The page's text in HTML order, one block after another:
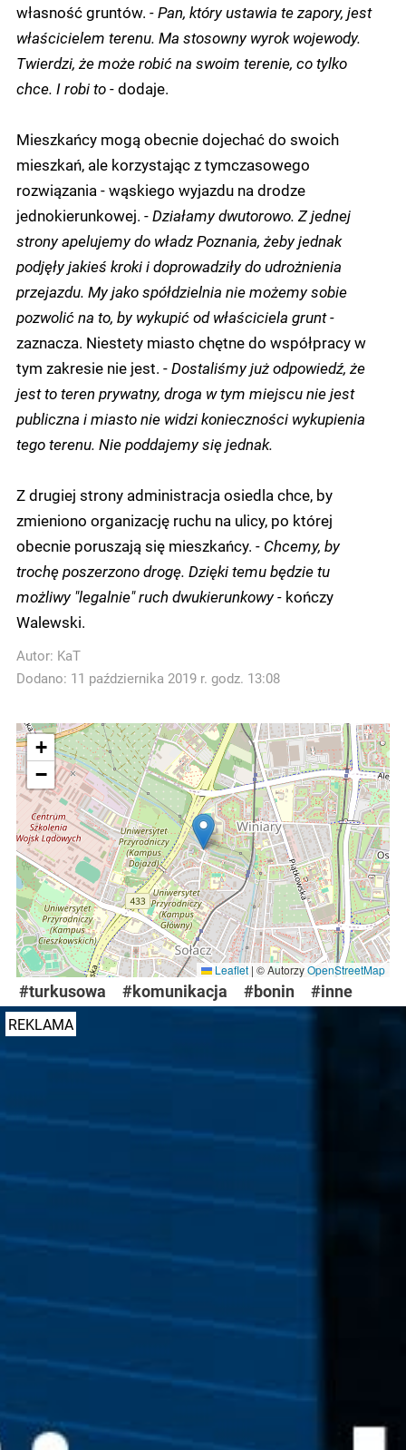
własność gruntów. - Pan, który ustawia te zapory, jest
właścicielem terenu. Ma stosowny wyrok wojewody.
Twierdzi, że może robić na swoim terenie, co tylko
chce. I robi to- dodaje.
Mieszkańcy mogą obecnie dojechać do swoich
mieszkań, ale korzystając z tymczasowego
rozwiązania - wąskiego wyjazdu na drodze
jednokierunkowej. -Działamy dwutorowo. Z jednej
strony apelujemy do władz Poznania, żeby jednak
podjęły jakieś kroki i doprowadziły do udrożnienia
przejazdu. My jako spółdzielnia nie możemy sobie
pozwolić na to, by wykupić od właściciela grunt -
zaznacza. Niestety miasto chętne do współpracy w
tym zakresie nie jest. -Dostaliśmy już odpowiedź, że
jest to teren prywatny, droga w tym miejscu nie jest
publiczna i miasto nie widzi konieczności wykupienia
tego terenu. Nie poddajemy się jednak.
Z drugiej strony administracja osiedla chce, by
zmieniono organizację ruchu na ulicy, po której
obecnie poruszają się mieszkańcy. - Chcemy, by
trochę poszerzono drogę. Dzięki temu będzie tu
możliwy "legalnie" ruch dwukierunkowy - kończy
Walewski.
Autor: KaT
Dodano: 11 października 2019 r. godz. 13:08
+
−
Leaflet | © AutorzyOpenStreetMap
#turkusowa #komunikacja #bonin #inne
REKLAMA